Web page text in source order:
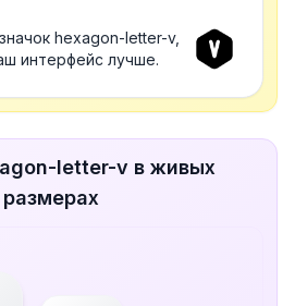
hexagon-letter-v,
интерфейс лучше.
letter-v в живых
размерах